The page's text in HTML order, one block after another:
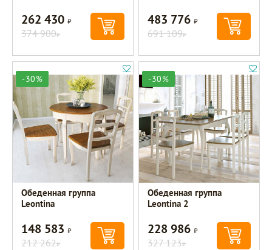
262 430Р
374 900Р
483 776Р
691 109Р
-30%
Обеденная группа
Leontina
148 583Р
212 262Р
-30%
Обеденная группа
Leontina 2
228 986Р
327 123Р